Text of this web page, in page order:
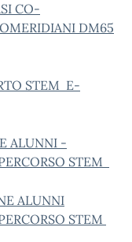
CO-
DM65
STEM E-
ALUNNI -
STEM
ALUNNI
STEM